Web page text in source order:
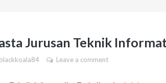
Jurusan Teknik
blackkoala84 Leave a comment